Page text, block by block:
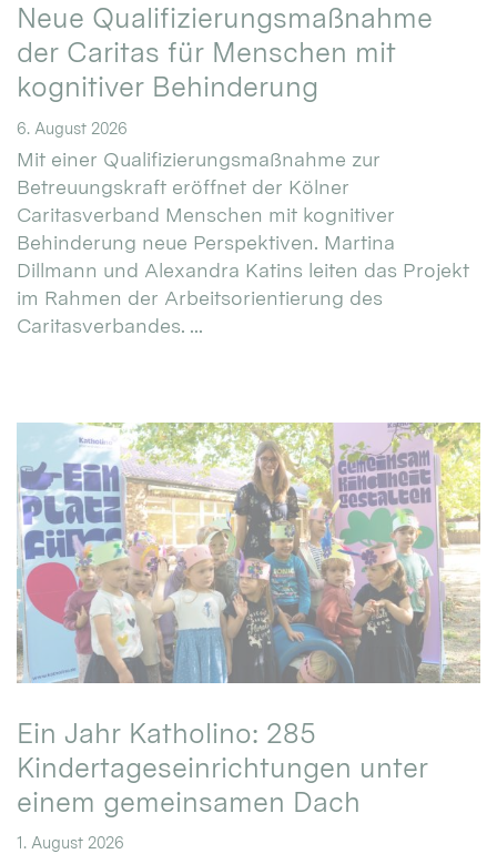
Neue Qualifizierungsmaßnahme
der Caritas für Menschen mit
kognitiver Behinderung
6. August 2026
Mit einer Qualifizierungsmaßnahme zur
Betreuungskraft eröffnet der Kölner
Caritasverband Menschen mit kognitiver
Behinderung neue Perspektiven. Martina
Dillmann und Alexandra Katins leiten das Projekt
im Rahmen der Arbeitsorientierung des
Caritasverbandes. ...
Ein Jahr Katholino: 285
Kindertageseinrichtungen unter
einem gemeinsamen Dach
1. August 2026